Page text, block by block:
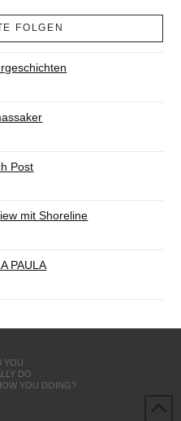
FOLGEN
Post
mit Shoreline
PAULA
YOU
DO
YOU DOING?